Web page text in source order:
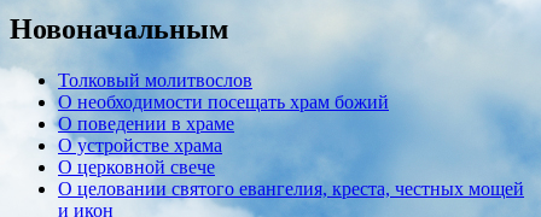
Новоначальным
Толковый молитвослов
О необходимости посещать храм божий
О поведении в храме
О устройстве храма
О церковной свече
О целовании святого евангелия, креста, честных мощей
и икон